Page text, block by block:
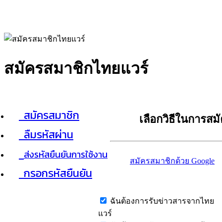
สมัครสมาชิกไทยแวร์
สมัครสมาชิก
ลืมรหัสผ่าน
ส่งรหัสยืนยันการใช้งาน
กรอกรหัสยืนยัน
เลือกวิธีในการส
สมัครสมาชิกด้วย Google
ฉันต้องการรับข่าวสารจากไทย
แวร์